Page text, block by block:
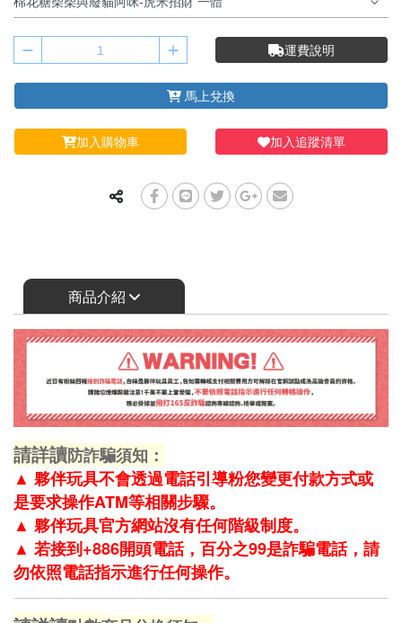
運費說明
馬上兌換
加入購物車 加入追蹤清單
商品介紹
請詳讀防詐騙須知：
▲ 夥伴玩具不會透過電話引導粉您變更付款方式或
是要求操作ATM等相關步驟。
▲ 夥伴玩具官方網站沒有任何階級制度。
▲ 若接到+886開頭電話，百分之99是詐騙電話，請
勿依照電話指示進行任何操作。